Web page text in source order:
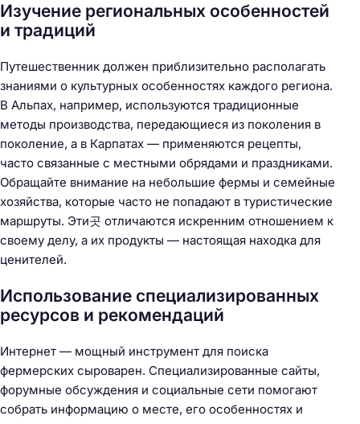
Изучение региональных особенностей
и традиций
Путешественник должен приблизительно располагать
знаниями о культурных особенностях каждого региона.
В Альпах, например, используются традиционные
методы производства, передающиеся из поколения в
поколение, а в Карпатах — применяются рецепты,
часто связанные с местными обрядами и праздниками.
Обращайте внимание на небольшие фермы и семейные
хозяйства, которые часто не попадают в туристические
маршруты. Эти곳 отличаются искренним отношением к
своему делу, а их продукты — настоящая находка для
ценителей.
Использование специализированных
ресурсов и рекомендаций
Интернет — мощный инструмент для поиска
фермерских сыроварен. Специализированные сайты,
форумные обсуждения и социальные сети помогают
собрать информацию о месте, его особенностях и